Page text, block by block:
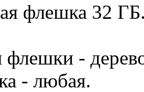
флешка 32
-
- любая.